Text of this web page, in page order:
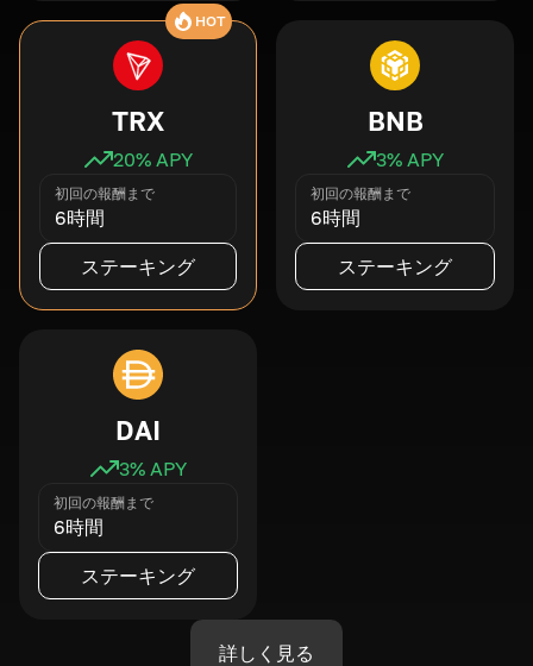
HOT
TRX
20% APY
初回の報酬まで
6時間
ステーキング
BNB
3% APY
初回の報酬まで
6時間
ステーキング
DAI
3% APY
初回の報酬まで
6時間
ステーキング
詳しく見る